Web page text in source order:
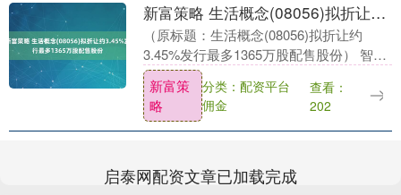
新富策略 生活概念(08056)拟折让约3.45%发行最多1365万股配售股份
（原标题：生活概念(08056)拟折让约
3.45%发行最多1365万股配售股份） 智通
财经APP讯，生活概念(08056)发布公告，
于2025年7月22日，本公....
新富策
略
分类：配资平台
佣金
查看：
202
启泰网配资文章已加载完成